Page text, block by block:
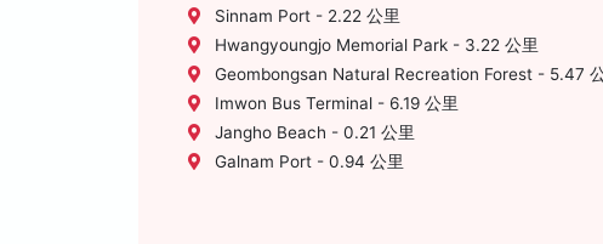
Sinnam Port - 2.22 公里
Hwangyoungjo Memorial Park - 3.22 公里
Geombongsan Natural Recreation Forest - 5.47
Imwon Bus Terminal - 6.19 公里
Jangho Beach - 0.21 公里
Galnam Port - 0.94 公里